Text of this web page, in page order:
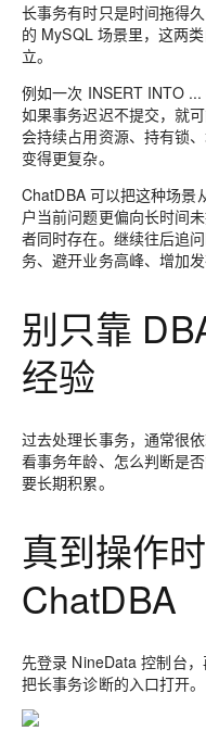
长事务有时只是时间拖得
的 MySQL 场景里，这两
立。
例如一次 INSERT INTO ...
如果事务迟迟不提交，就
会持续占用资源、持有锁
变得更复杂。
ChatDBA 可以把这种场景
户当前问题更偏向长时间
者同时存在。继续往后追
务、避开业务高峰、增加
别只靠
经验
过去处理长事务，通常很
看事务年龄、怎么判断是
要长期积累。
真到操作
ChatDBA
先登录 NineData 控制台
把长事务诊断的入口打开。